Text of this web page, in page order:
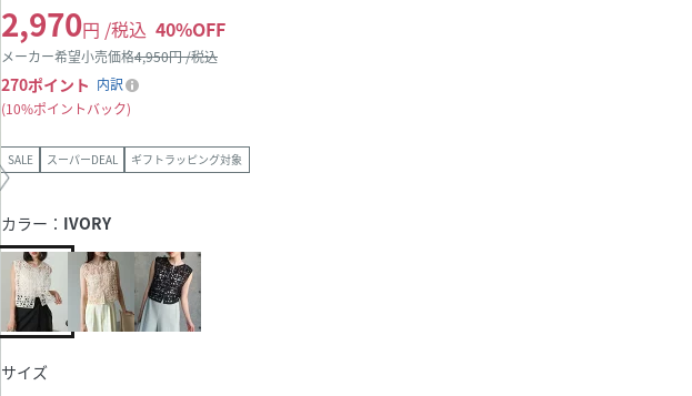
2,970円 /税込 40%OFF
メーカー希望小売価格4,950円 /税込
270ポイント 内訳
10%ポイントバック
SALE スーパーDEAL ギフトラッピング対象
カラー： IVORY
サイズ